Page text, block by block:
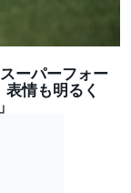
ーパーフォー
表情も明るく